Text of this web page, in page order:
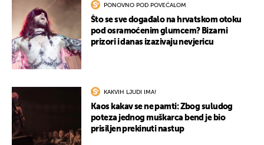
PONOVNO POD POVEĆALOM
Što se sve događalo na hrvatskom otoku
pod osramoćenim glumcem? Bizarni
prizori i danas izazivaju nevjericu
KAKVIH LJUDI IMA!
Kaos kakav se ne pamti: Zbog suludog
poteza jednog muškarca bend je bio
prisiljen prekinuti nastup